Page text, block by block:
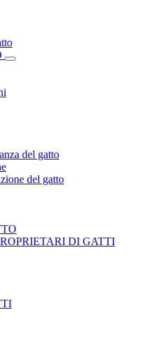
del gatto
del gatto
DI GATTI